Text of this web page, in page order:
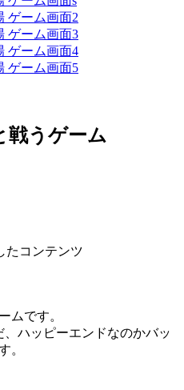
戦うゲーム
たコンテンツ
ムです。
ハッピーエンドなのかバッ
。